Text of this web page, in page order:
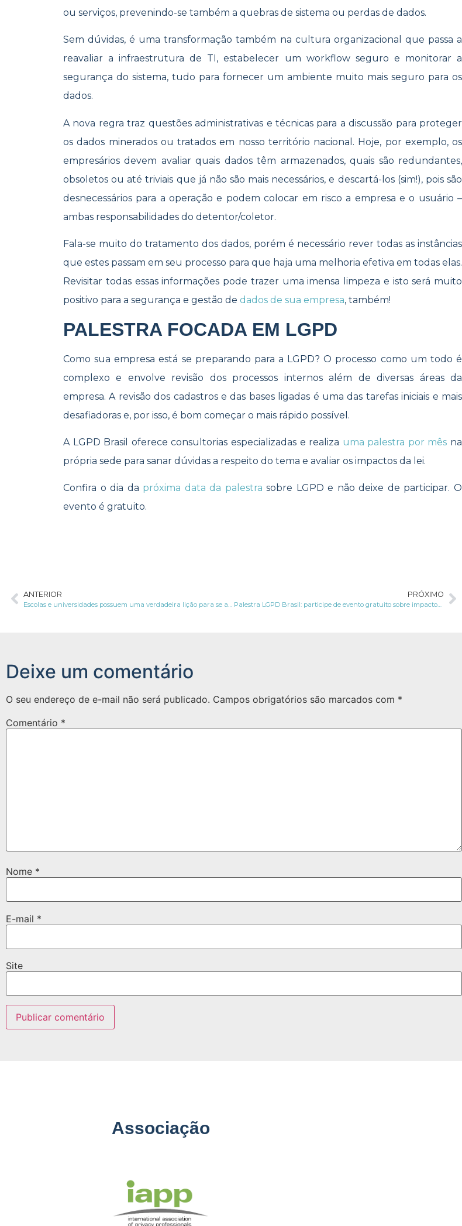
ou serviços, prevenindo-se também a quebras de sistema ou perdas de dados.
Sem dúvidas, é uma transformação também na cultura organizacional que passa a
reavaliar a infraestrutura de TI, estabelecer um workflow seguro e monitorar a
segurança do sistema, tudo para fornecer um ambiente muito mais seguro para os
dados.
A nova regra traz questões administrativas e técnicas para a discussão para proteger
os dados minerados ou tratados em nosso território nacional. Hoje, por exemplo, os
empresários devem avaliar quais dados têm armazenados, quais são redundantes,
obsoletos ou até triviais que já não são mais necessários, e descartá-los (sim!), pois são
desnecessários para a operação e podem colocar em risco a empresa e o usuário –
ambas responsabilidades do detentor/coletor.
Fala-se muito do tratamento dos dados, porém é necessário rever todas as instâncias
que estes passam em seu processo para que haja uma melhoria efetiva em todas elas.
Revisitar todas essas informações pode trazer uma imensa limpeza e isto será muito
positivo para a segurança e gestão de dados de sua empresa, também!
PALESTRA FOCADA EM LGPD
Como sua empresa está se preparando para a LGPD? O processo como um todo é
complexo e envolve revisão dos processos internos além de diversas áreas da
empresa. A revisão dos cadastros e das bases ligadas é uma das tarefas iniciais e mais
desafiadoras e, por isso, é bom começar o mais rápido possível.
A LGPD Brasil oferece consultorias especializadas e realiza uma palestra por mês na
própria sede para sanar dúvidas a respeito do tema e avaliar os impactos da lei.
Confira o dia da próxima data da palestra sobre LGPD e não deixe de participar. O
evento é gratuito.
ANTERIOR PRÓXIMO
Palestra LGPD Brasil: participe de evento gratuito sobre impactos da lei de proteção de dados
Deixe um comentário
O seu endereço de e-mail não será publicado. Campos obrigatórios são marcados com *
Comentário *
Nome *
E-mail *
Site
Associação